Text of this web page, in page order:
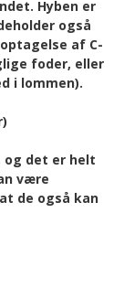
Hyben er
også
af C-
foder, eller
i lommen).
og det er helt
være
de også kan